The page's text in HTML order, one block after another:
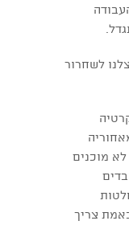
לשחרור
מוכנים
צריך